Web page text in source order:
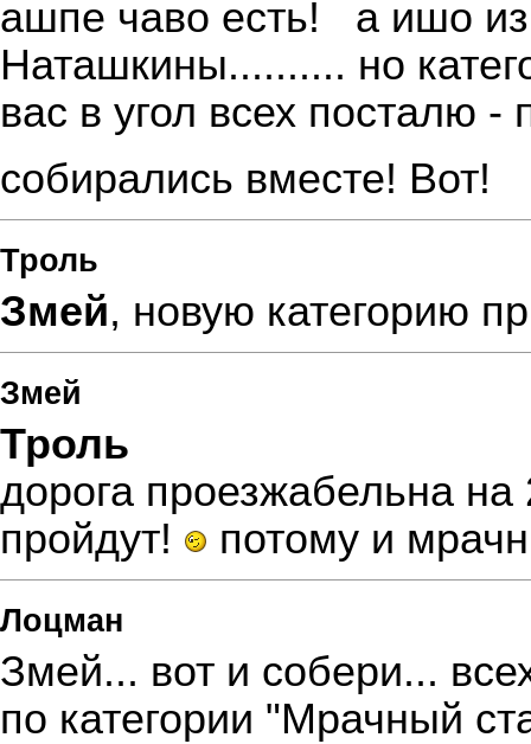
ашпе чаво есть!
а ишо из
Наташкины.......... но
вас в угол всех посталю -
собирались вместе! Вот!
Троль
Змей, новую категорию
Змей
Троль
дорога проезжабельна на
пройдут!
потому и
Лоцман
Змей... вот и собери...
по категории "Мрачный